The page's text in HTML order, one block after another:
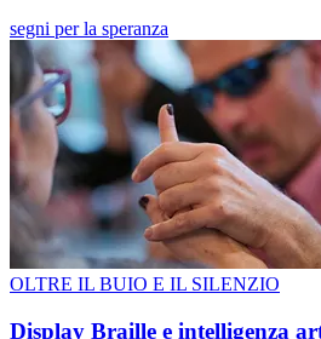
segni per la speranza
OLTRE IL BUIO E IL SILENZIO
Display Braille e intelligenza